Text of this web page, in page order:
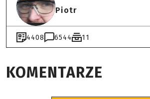
Piotr
4408 6544 11
KOMENTARZE